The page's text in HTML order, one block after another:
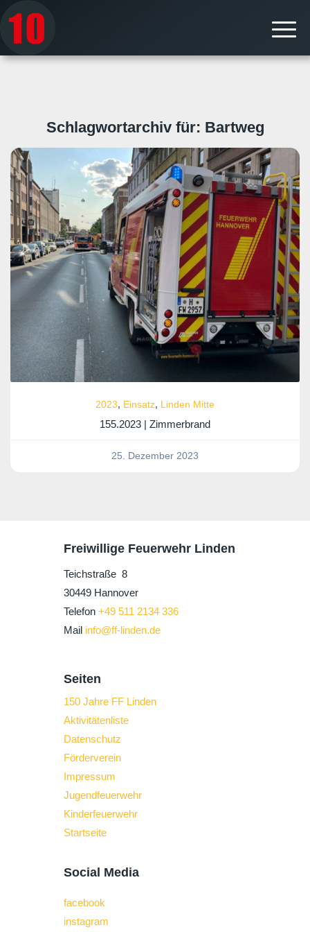
Schlagwortarchiv für: Bartweg
2023, Einsatz, Linden Mitte
155.2023 | Zimmerbrand
25. Dezember 2023
Freiwillige Feuerwehr Linden
Teichstraße 8
30449 Hannover
Telefon +49 511 2134 336
Mail info@ff-linden.de
Seiten
150 Jahre FF Linden
Aktivitätenliste
Datenschutz
Förderverein
Impressum
Jugendfeuerwehr
Kinderfeuerwehr
Startseite
Social Media
facebook
instagram